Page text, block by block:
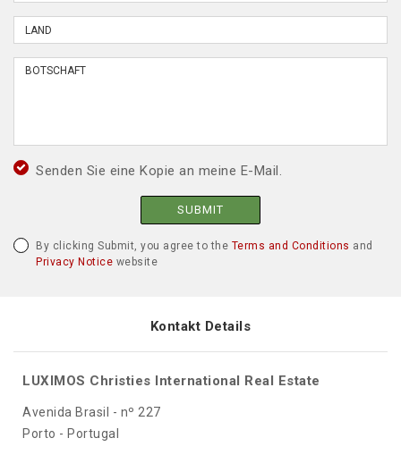
Senden Sie eine Kopie an meine E-Mail.
SUBMIT
By clicking Submit, you agree to the Terms and Conditions and
Privacy Notice website
Kontakt Details
LUXIMOS Christies International Real Estate
Avenida Brasil - nº 227
Porto - Portugal